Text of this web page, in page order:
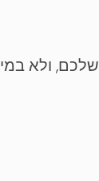
ולא